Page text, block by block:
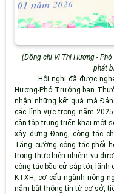
(Đồng chí Vi Thị Hương -
phát
Hội nghị đã được nghe ý
Hương-Phó Trưởng ban
nhận những kết quả mà
các lĩnh vực trong năm
cần tập trung triển khai một
xây dựng Đảng, công tác
Tăng cường công tác phối
trong thực hiện nhiệm vụ
công tác bầu cử sắp tới; lãnh
KTXH, cơ cấu ngành nông
nắm bắt thông tin từ cơ sở,